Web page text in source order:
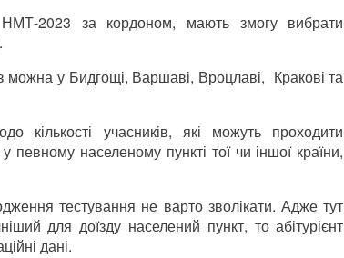
2023 за кордоном, мають змогу вибрати
можна у Бидгощі, Варшаві, Вроцлаві, Кракові та
кількості учасників, які можуть проходити
населеному пункті тої чи іншої країни,
тестування не варто зволікати. Адже тут
для доїзду населений пункт, то абітурієнт
дані.